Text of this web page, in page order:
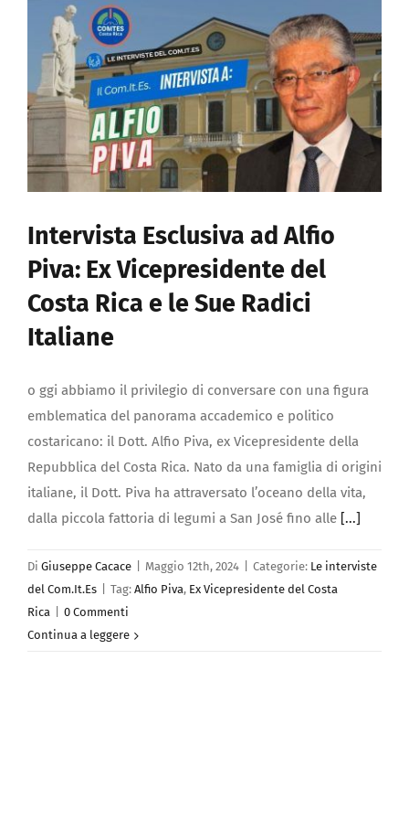
Documenti
Galleria fotografica
Sportello Comites
Notizie
REGISTRATI
Intervista Esclusiva ad Alfio
Piva: Ex Vicepresidente del
Costa Rica e le Sue Radici
Italiane
o ggi abbiamo il privilegio di conversare con una figura
emblematica del panorama accademico e politico
costaricano: il Dott. Alfio Piva, ex Vicepresidente della
Repubblica del Costa Rica. Nato da una famiglia di origini
italiane, il Dott. Piva ha attraversato l’oceano della vita,
dalla piccola fattoria di legumi a San José fino alle [...]
Di Giuseppe Cacace Maggio 12th, 2024 Categorie: Le interviste
del Com.It.Es
Tag: Alfio Piva, Ex Vicepresidente del Costa
Rica
0 Commenti
Continua a leggere